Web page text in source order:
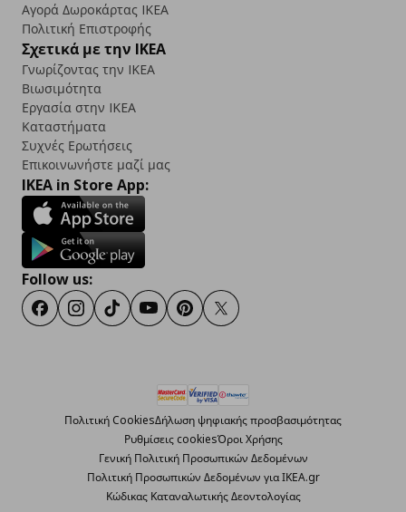
Αγορά Δωρoκάρτας IKEA
Πολιτική Επιστροφής
Σχετικά με την IKEA
Γνωρίζοντας την IKEA
Βιωσιμότητα
Εργασία στην IKEA
Καταστήματα
Συχνές Ερωτήσεις
Επικοινωνήστε μαζί μας
IKEA in Store App:
Follow us:
FacebookInstagram
TikTokYoutubePinterestTwitter
Πολιτική CookiesΔήλωση ψηφιακής προσβασιμότητας
Ρυθμίσεις cookiesΌροι Χρήσης
Γενική Πολιτική Προσωπικών Δεδομένων
Πολιτική Προσωπικών Δεδομένων για ΙΚΕΑ.gr
Κώδικας Καταναλωτικής Δεοντολογίας